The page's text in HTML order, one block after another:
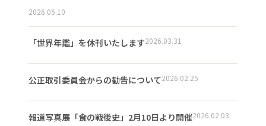
2026.05.10
「世界年鑑」を休刊いたします2026.03.31
公正取引委員会からの勧告について2026.02.25
報道写真展「食の戦後史」2月10日より開催2026.02.03